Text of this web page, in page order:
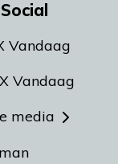
Vandaag
Vandaag
media